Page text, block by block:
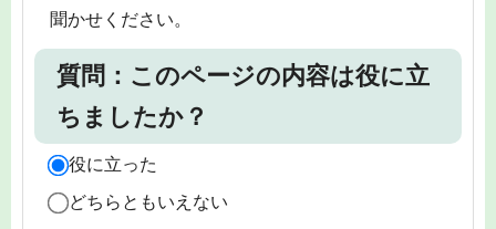
聞かせください。
質問：このページの内容は役に立
ちましたか？
役に立った
どちらともいえない